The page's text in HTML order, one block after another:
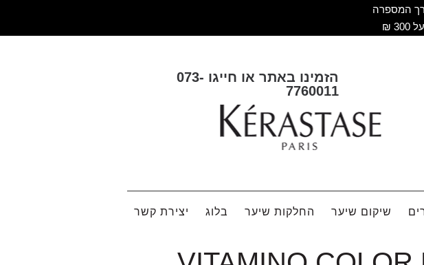
₪
הזמינו באתר או חייגו 073-
7760011
שיקום שיער החלקות שיער בלוג יצירת קשר